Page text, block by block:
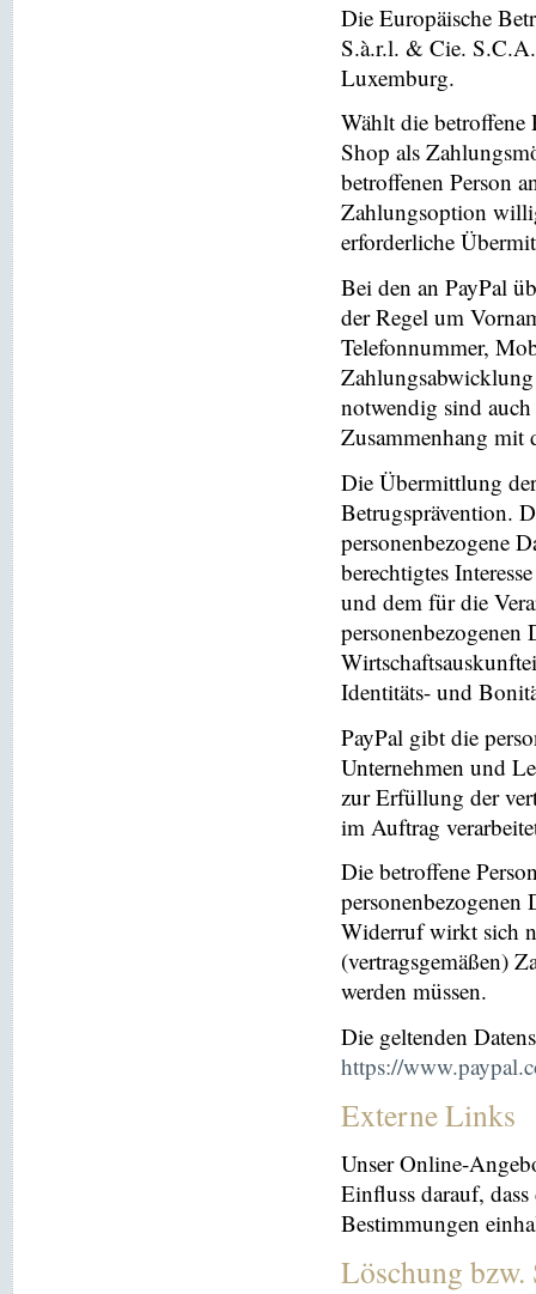
Die Europäische
S.à.r.l. & Cie.
Luxemburg.
Wählt die betroffene
Shop als
betroffenen Person
Zahlungsoption
erforderliche
Bei den an PayPal
der Regel um
Telefonnummer,
notwendig sind
Zusammenhang mit
Die Übermittlung
Betrugsprävention.
personenbezogene
berechtigtes
und dem für die
personenbezogenen
Identitäts- und
PayPal gibt die
Unternehmen und
zur Erfüllung der
im Auftrag
Die betroffene
personenbezogenen
Widerruf wirkt sich
(vertragsgemäßen)
werden müssen.
Die geltenden
https://
Externe Links
Unser Online-
Einfluss darauf,
Bestimmungen
Löschung